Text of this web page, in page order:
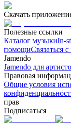
Скачать
Полезные ссылки
Каталог музыкиIn-
помощиСвязаться
Jamendo
Jamendo для
Правовая
Общие условия
прав
Подписаться